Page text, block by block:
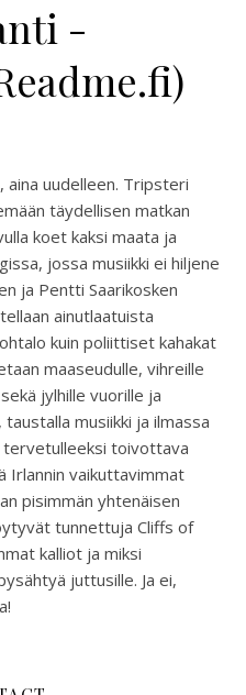
-
uudelleen. Tripsteri
täydellisen matkan
koet kaksi maata ja
jossa musiikki ei hiljene
ja Pentti Saarikosken
ainutlaatuista
kuin poliittiset kahakat
maaseudulle, vihreille
jylhille vuorille ja
musiikki ja ilmassa
tervetulleeksi toivottava
Irlannin vaikuttavimmat
pisimmän yhtenäisen
tunnettuja Cliffs of
kalliot ja miksi
juttusille. Ja ei,